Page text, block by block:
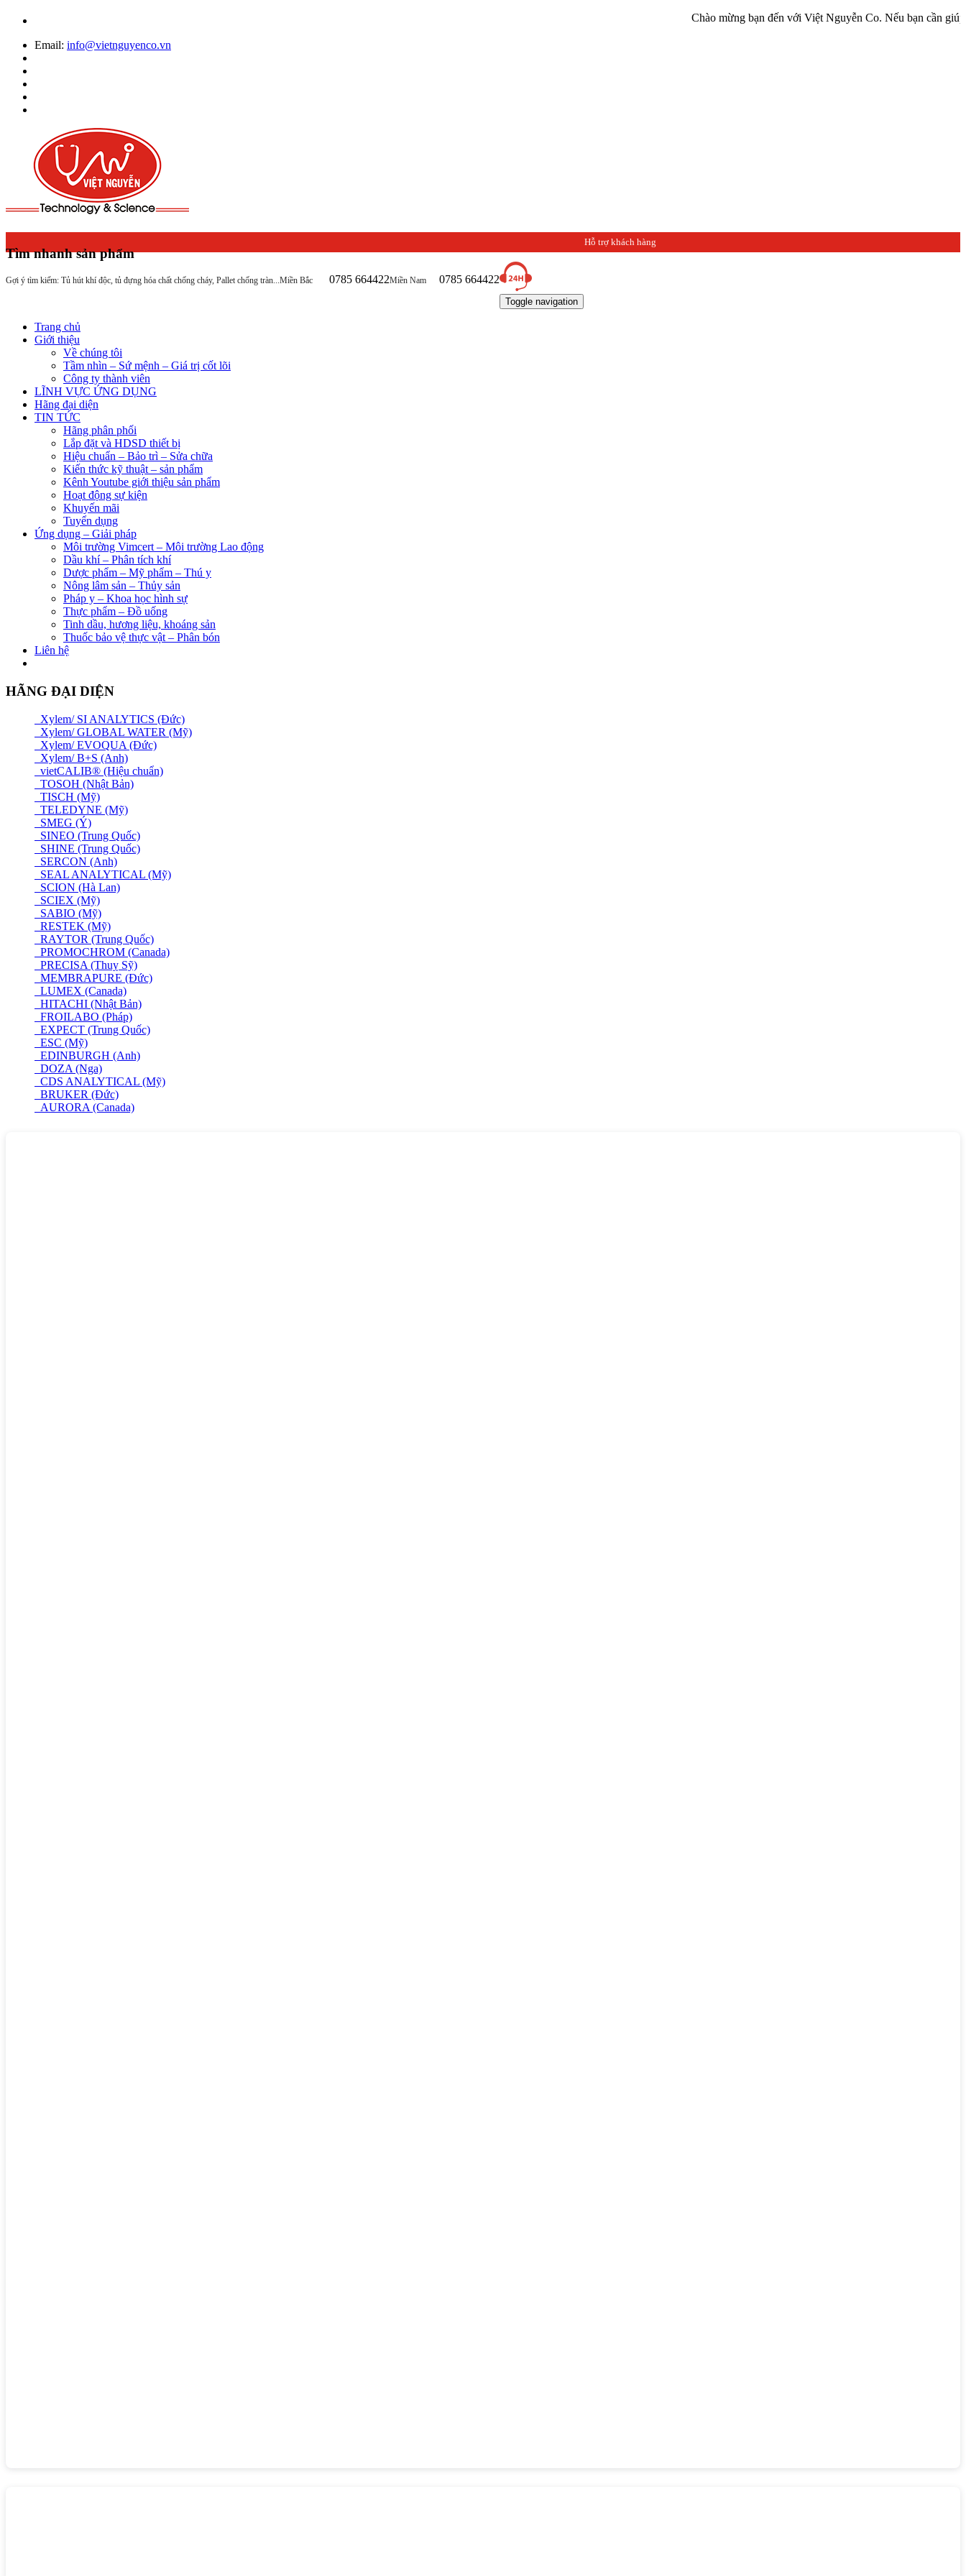
Chào mừng bạn đến với Việt Nguyễn Co. Nếu bạn cần giúp đỡ
Email: info@vietnguyenco.vn
Tìm nhanh sản phẩm
Gợi ý tìm kiếm: Tủ hút khí độc, tủ đựng hóa chất chống cháy, Pallet chống tràn...
Hỗ trợ khách hàng
Miền Bắc 0785 664422Miền Nam 0785 664422
Toggle navigation
Trang chủ
Giới thiệu
Về chúng tôi
Tầm nhìn – Sứ mệnh – Giá trị cốt lõi
Công ty thành viên
LĨNH VỰC ỨNG DỤNG
Hãng đại diện
TIN TỨC
Hãng phân phối
Lắp đặt và HDSD thiết bị
Hiệu chuẩn – Bảo trì – Sửa chữa
Kiến thức kỹ thuật – sản phẩm
Kênh Youtube giới thiệu sản phẩm
Hoạt động sự kiện
Khuyến mãi
Tuyển dụng
Ứng dụng – Giải pháp
Môi trường Vimcert – Môi trường Lao động
Dầu khí – Phân tích khí
Dược phẩm – Mỹ phẩm – Thú y
Nông lâm sản – Thủy sản
Pháp y – Khoa học hình sự
Thực phẩm – Đồ uống
Tinh dầu, hương liệu, khoáng sản
Thuốc bảo vệ thực vật – Phân bón
Liên hệ
HÃNG ĐẠI DIỆN
Xylem/ SI ANALYTICS (Đức)
Xylem/ GLOBAL WATER (Mỹ)
Xylem/ EVOQUA (Đức)
Xylem/ B+S (Anh)
vietCALIB® (Hiệu chuẩn)
TOSOH (Nhật Bản)
TISCH (Mỹ)
TELEDYNE (Mỹ)
SMEG (Ý)
SINEO (Trung Quốc)
SHINE (Trung Quốc)
SERCON (Anh)
SEAL ANALYTICAL (Mỹ)
SCION (Hà Lan)
SCIEX (Mỹ)
SABIO (Mỹ)
RESTEK (Mỹ)
RAYTOR (Trung Quốc)
PROMOCHROM (Canada)
PRECISA (Thuỵ Sỹ)
MEMBRAPURE (Đức)
LUMEX (Canada)
HITACHI (Nhật Bản)
FROILABO (Pháp)
EXPECT (Trung Quốc)
ESC (Mỹ)
EDINBURGH (Anh)
DOZA (Nga)
CDS ANALYTICAL (Mỹ)
BRUKER (Đức)
AURORA (Canada)